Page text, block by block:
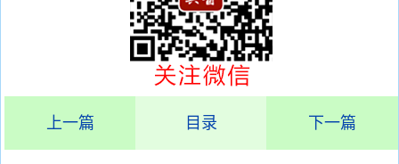
上一篇 目录 下一篇